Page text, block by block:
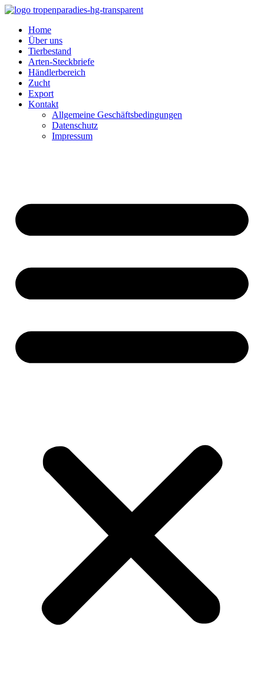
Home
Über uns
Tierbestand
Arten-Steckbriefe
Händlerbereich
Zucht
Export
Kontakt
Allgemeine Geschäftsbedingungen
Datenschutz
Impressum